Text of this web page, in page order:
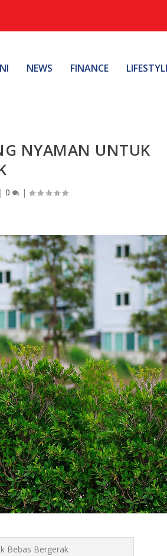
NEWS FINANCE
NYAMAN UNTUK
|0 |